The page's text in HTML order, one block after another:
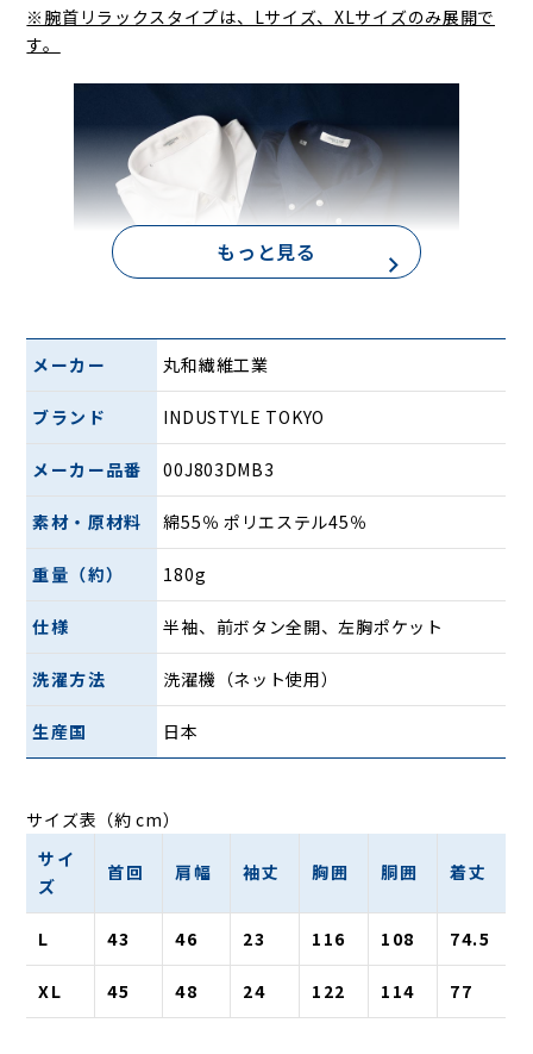
※腕首リラックスタイプは、Lサイズ、XLサイズのみ展開で
す。
ニットならではの柔らかさとストレッチ性がありながら、布
帛のように端正な佇まい。ビジネスカジュアルとしても、休
日の街歩きにも、心地よく馴染んでくれます。
肌に触れた瞬間から感じるドライなタッチと軽さは、汗ばむ
日中や移動の多い日も、気持ちよく過ごすための確かな味方
に。“涼しさ”と“清潔感”を両立したこの一枚が、これからの
ワードローブにきっと自然と馴染んでくれるはずです。
28ゲージのハイゲージ編み『細番手鹿の子』生
地
もっと見る
メーカー 丸和繊維工業
ブランド INDUSTYLE TOKYO
メーカー品番 00J803DMB3
素材・原材料 綿55％ ポリエステル45％
重量（約） 180g
仕様 半袖、前ボタン全開、左胸ポケット
洗濯方法 洗濯機（ネット使用）
生産国 日本
サイズ表（約 cm）
サイ
ズ
首回 肩幅 袖丈 胸囲 胴囲 着丈
L 43 46 23 116 108 74.5
XL 45 48 24 122 114 77